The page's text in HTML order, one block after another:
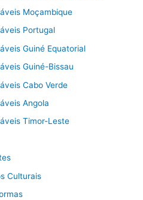
Moçambique
Portugal
Guiné Equatorial
Guiné-Bissau
Cabo Verde
Angola
Timor-Leste
Culturais